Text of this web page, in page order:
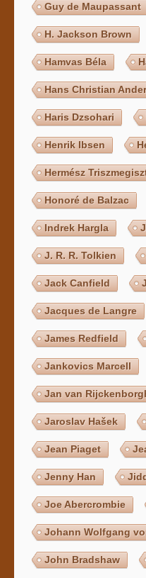
Guy de Maupassant
H. Jackson Brown
Hamvas Béla
Hans Christian
Haris Dzsohari
Henrik Ibsen
Hermész
Honoré de Balzac
Indrek Hargla
J. R. R. Tolkien
Jack Canfield
Jacques de Langre
James Redfield
Jankovics Marcell
Jan van
Jaroslav Hašek
Jean Piaget
Jenny Han
Joe Abercrombie
Johann Wolfgang
John Bradshaw